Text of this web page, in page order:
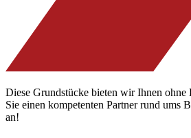
Diese Grundstücke bieten wir Ihnen ohne
Sie einen kompetenten Partner rund ums
an!